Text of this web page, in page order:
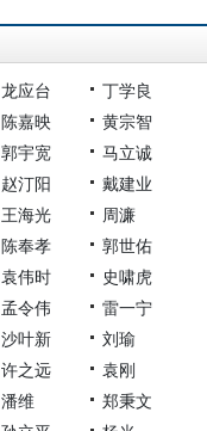
龙应台
丁学良
陈嘉映
黄宗智
郭宇宽
马立诚
赵汀阳
戴建业
王海光
周濂
陈奉孝
郭世佑
袁伟时
史啸虎
孟令伟
雷一宁
沙叶新
刘瑜
许之远
袁刚
潘维
郑秉文